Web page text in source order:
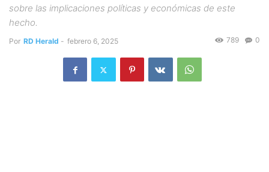
sobre las implicaciones políticas y económicas de este
hecho.
Por RD Herald - febrero 6, 2025 0
789